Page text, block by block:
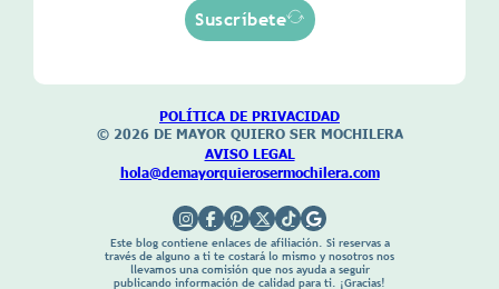
Suscríbete
POLÍTICA DE PRIVACIDAD
© 2026 DE MAYOR QUIERO SER MOCHILERA
AVISO LEGAL
hola@demayorquierosermochilera.com
Este blog contiene enlaces de afiliación. Si reservas a
través de alguno a ti te costará lo mismo y nosotros nos
llevamos una comisión que nos ayuda a seguir
publicando información de calidad para ti. ¡Gracias!